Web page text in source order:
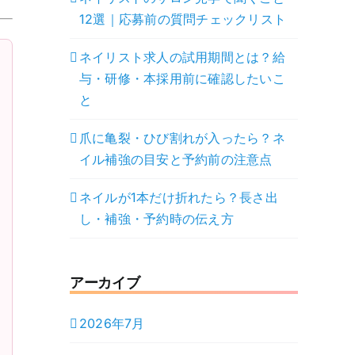
12選｜応募前の質問チェックリスト
ネイリスト求人の試用期間とは？給
与・研修・本採用前に確認したいこ
と
爪に亀裂・ひび割れが入ったら？ネ
イル補強の目安と予約前の注意点
ネイルが1本だけ折れたら？長さ出
し・補強・予約時の伝え方
アーカイブ
2026年7月